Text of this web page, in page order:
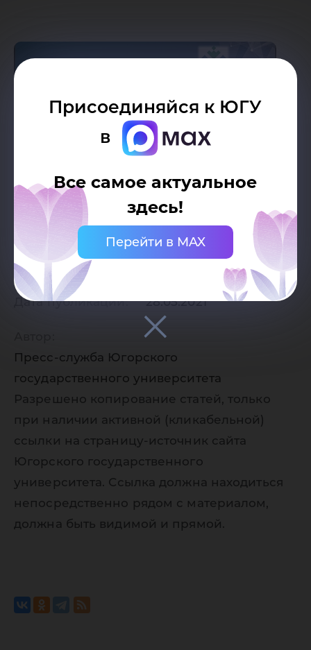
Присоединяйся к ЮГУ
в
Все самое актуальное
здесь!
Перейти в MAX
Дата публикации: 28.05.2021
Пресс-служба Югорского
государственного университета
Разрешено копирование статей, только
при наличии активной (кликабельной)
ссылки на страницу-источник сайта
Югорского государственного
университета. Ссылка должна находиться
непосредственно рядом с материалом,
должна быть видимой и прямой.